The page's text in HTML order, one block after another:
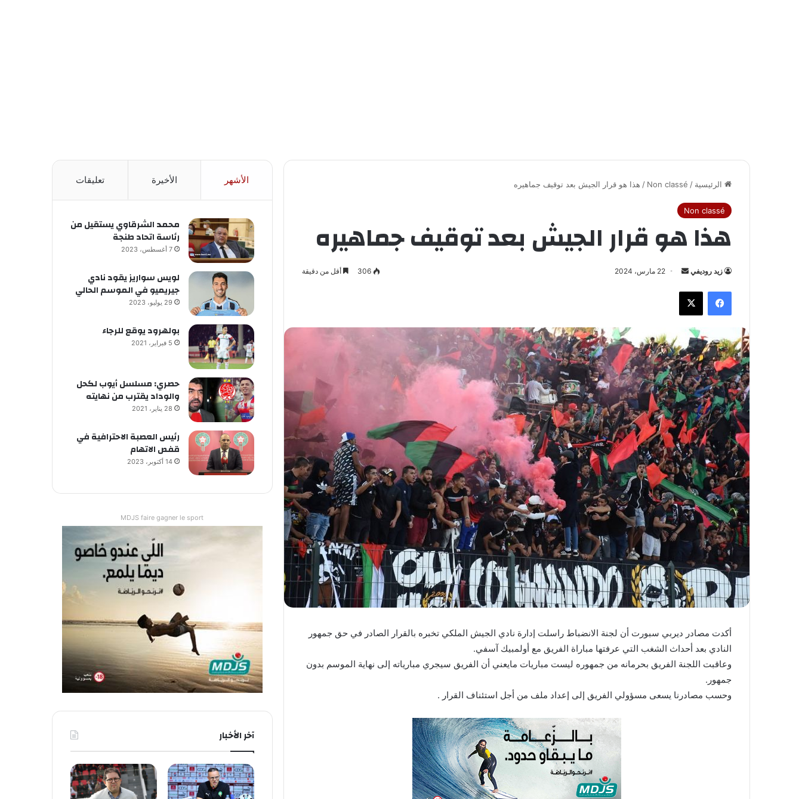
الرئيسية /
Non classé
/ هذا هو قرار الجيش بعد توقيف جماهيره
Non classé
هذا هو قرار الجيش بعد توقيف جماهيره
زيد روديفي
ل
ر
ي
د
ا
إ
ل
ك
ت
ر
و
ن
ي
ا
22 مارس، 2024 306 أقل من دقيقة
فيسبوك
أكدت مصادر ديربي سبورت أن لجنة الانضباط راسلت إدارة نادي الجيش الملكي تخبره بالقرار الصادر في حق جمهور
النادي بعد أحداث الشغب التي عرفتها مباراة الفريق مع أولمبيك آسفي.
وعاقبت اللجنة الفريق بحرمانه من جمهوره ليست مباريات مايعني أن الفريق سيجري مبارياته إلى نهاية الموسم بدون
جمهور.
وحسب مصادرنا يسعى مسؤولي الفريق إلى إعداد ملف من أجل استئناف القرار .
الأشهر الأخيرة تعليقات
محمد الشرقاوي يستقيل من
رئاسة اتحاد طنجة
7 أغسطس، 2023
لويس سواريز يقود نادي
جيريميو في الموسم الحالي
29 يوليو، 2023
بولهرود يوقع للرجاء
5 فبراير، 2021
حصري: مسلسل أيوب لكحل
والوداد يقترب من نهايته
28 يناير، 2021
رئيس العصبة الاحترافية في
قفص الاتهام
14 أكتوبر، 2023
MDJS faire gagner le sport
آخر الأخبار